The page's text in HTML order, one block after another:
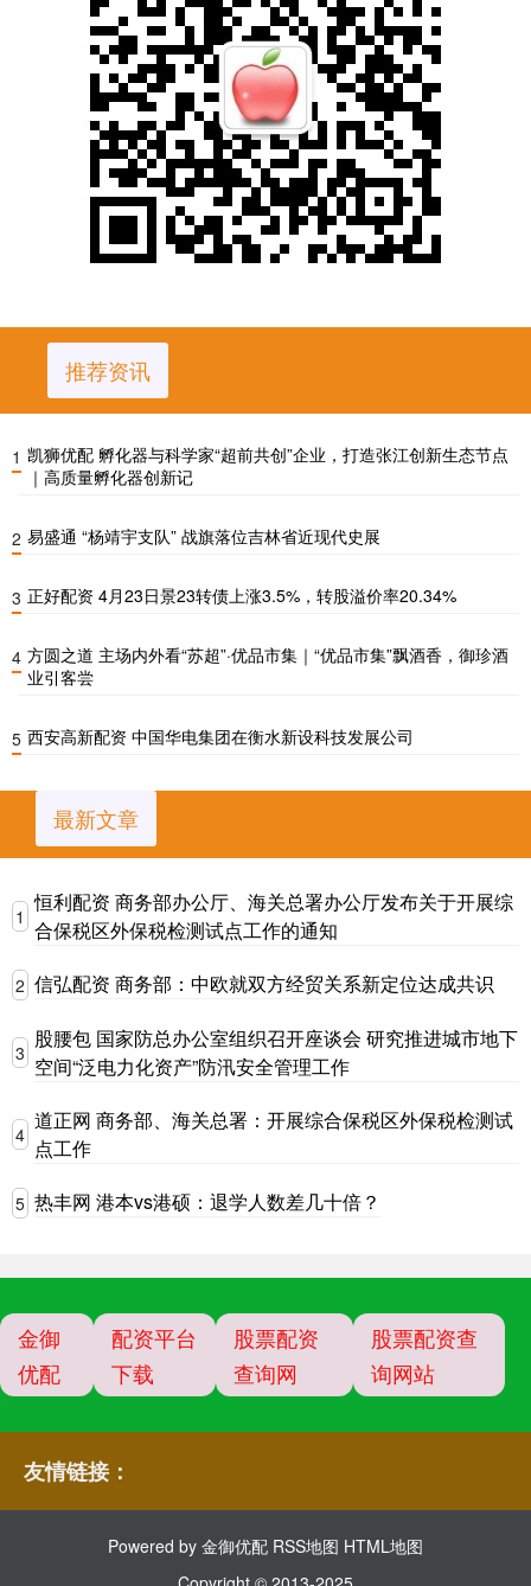
推荐资讯
1 凯狮优配 孵化器与科学家“超前共创”企业，打造张江创新生态节点
｜高质量孵化器创新记
2 易盛通 “杨靖宇支队” 战旗落位吉林省近现代史展
3 正好配资 4月23日景23转债上涨3.5%，转股溢价率20.34%
4 方圆之道 主场内外看“苏超”·优品市集｜“优品市集”飘酒香，御珍酒
业引客尝
5 西安高新配资 中国华电集团在衡水新设科技发展公司
最新文章
1
恒利配资 商务部办公厅、海关总署办公厅发布关于开展综
合保税区外保税检测试点工作的通知
2 信弘配资 商务部：中欧就双方经贸关系新定位达成共识
3
股腰包 国家防总办公室组织召开座谈会 研究推进城市地下
空间“泛电力化资产”防汛安全管理工作
4
道正网 商务部、海关总署：开展综合保税区外保税检测试
点工作
5 热丰网 港本vs港硕：退学人数差几十倍？
金御
优配
配资平台
下载
股票配资
查询网
股票配资查
询网站
友情链接：
Powered by 金御优配 RSS地图 HTML地图